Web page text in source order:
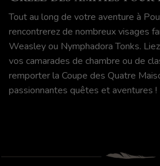
Tout au long de votre aventure à
rencontrerez de nombreux visages
Weasley ou Nymphadora Tonks.
vos camarades de chambre ou de
remporter la Coupe des Quatre
passionnantes quêtes et aventures !